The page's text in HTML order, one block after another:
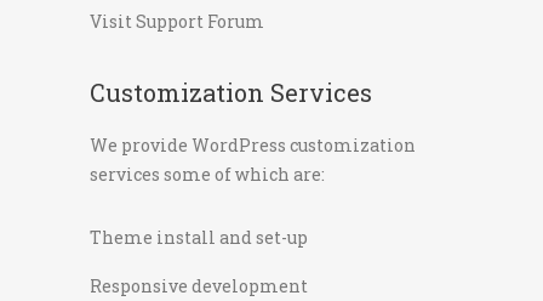
Visit Support Forum
Customization Services
We provide WordPress customization
services some of which are:
Theme install and set-up
Responsive development